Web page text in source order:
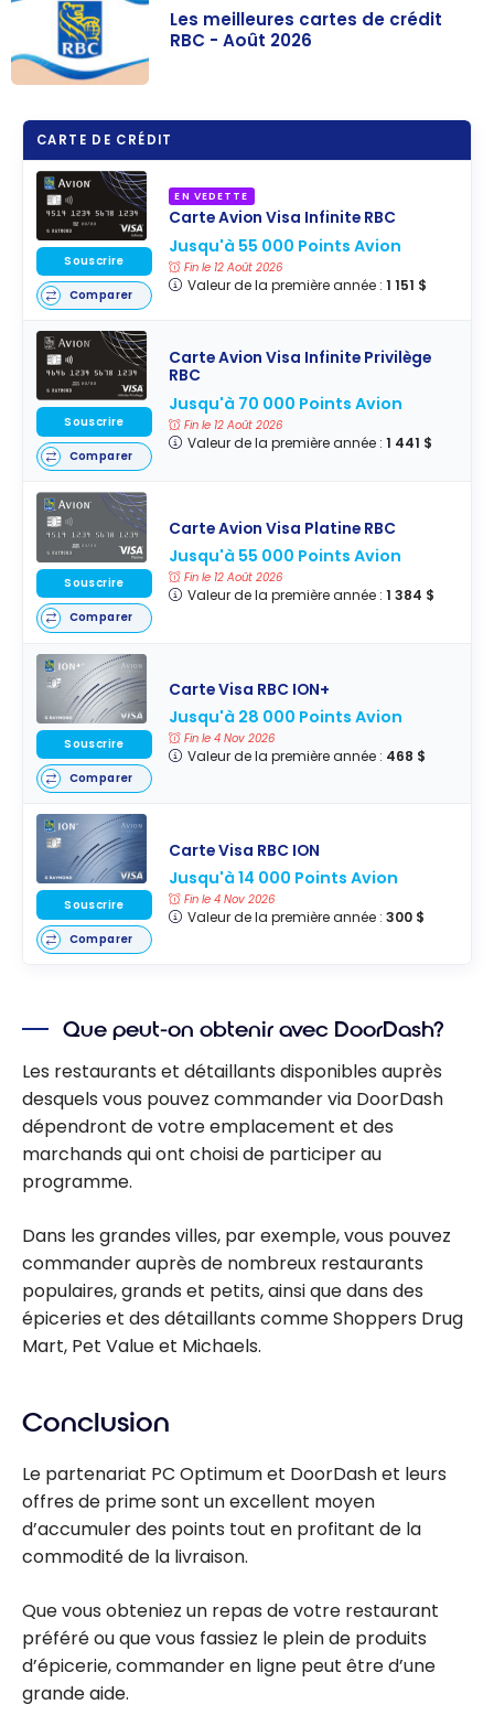
cartes de
crédit RBC -
Août 2026
Les meilleures cartes de crédit
RBC - Août 2026
CARTE DE CRÉDIT
EN VEDETTE
Carte Avion Visa Infinite RBC
Jusqu'à 55 000 Points Avion
Fin le 12 Août 2026
Valeur de la première année : 1 151 $
Souscrire
Comparer
Carte Avion Visa Infinite Privilège
RBC
Jusqu'à 70 000 Points Avion
Fin le 12 Août 2026
Valeur de la première année : 1 441 $
Souscrire
Comparer
Carte Avion Visa Platine RBC
Jusqu'à 55 000 Points Avion
Fin le 12 Août 2026
Valeur de la première année : 1 384 $
Souscrire
Comparer
Carte Visa RBC ION+
Jusqu'à 28 000 Points Avion
Fin le 4 Nov 2026
Valeur de la première année : 468 $
Souscrire
Comparer
Carte Visa RBC ION
Jusqu'à 14 000 Points Avion
Fin le 4 Nov 2026
Valeur de la première année : 300 $
Souscrire
Comparer
Que peut-on obtenir avec DoorDash?
Les restaurants et détaillants disponibles auprès
desquels vous pouvez commander via DoorDash
dépendront de votre emplacement et des
marchands qui ont choisi de participer au
programme.
Dans les grandes villes, par exemple, vous pouvez
commander auprès de nombreux restaurants
populaires, grands et petits, ainsi que dans des
épiceries et des détaillants comme Shoppers Drug
Mart, Pet Value et Michaels.
Conclusion
Le partenariat PC Optimum et DoorDash et leurs
offres de prime sont un excellent moyen
d’accumuler des points tout en profitant de la
commodité de la livraison.
Que vous obteniez un repas de votre restaurant
préféré ou que vous fassiez le plein de produits
d’épicerie, commander en ligne peut être d’une
grande aide.